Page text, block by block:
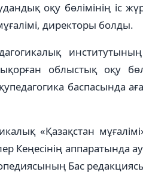
оқу бөлімінің іс
директоры болды.
институтының
облыстық оқу
баспасында
«Қазақстан
Кеңесінің аппаратында
Бас